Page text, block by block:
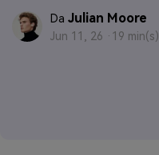
Da Julian Moore
Jun 11, 26 · 19 min(s)